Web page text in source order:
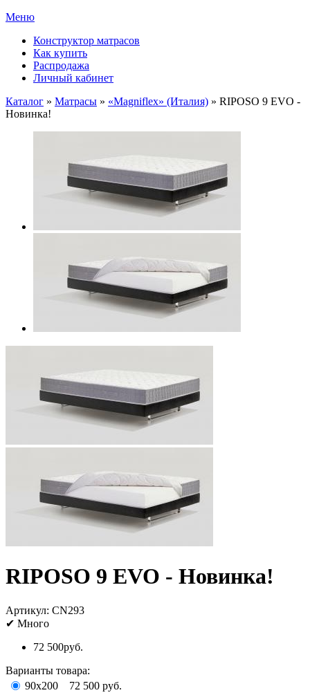
Меню
Конструктор матрасов
Как купить
Распродажа
Личный кабинет
Каталог » Матрасы » «Magniflex» (Италия) » RIPOSO 9 EVO -
Новинка!
RIPOSO 9 EVO - Новинка!
Артикул: CN293
✔ Много
72 500руб.
Варианты товара:
90х200
72 500 руб.